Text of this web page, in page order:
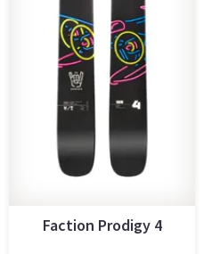
Faction Prodigy 4